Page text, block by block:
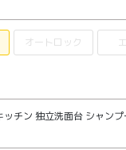
オートロック
チン 独立洗面台 シャン